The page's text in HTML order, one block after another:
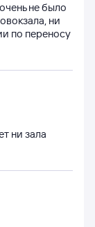
не было
ни
по переносу
ни зала